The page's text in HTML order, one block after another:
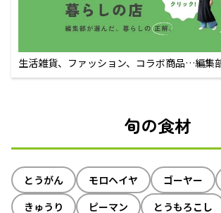
生活雑貨、ファッション、コラボ商品…編集
えるECサイト
旬の食材
とうがん モロヘイヤ ゴーヤー
きゅうり
ピーマン とうもろこし